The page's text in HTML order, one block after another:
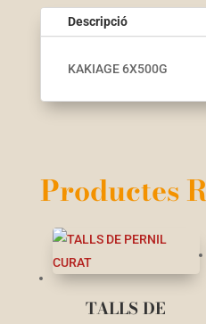
Descripció
KAKIAGE 6X500G
Productes
TALLS DE